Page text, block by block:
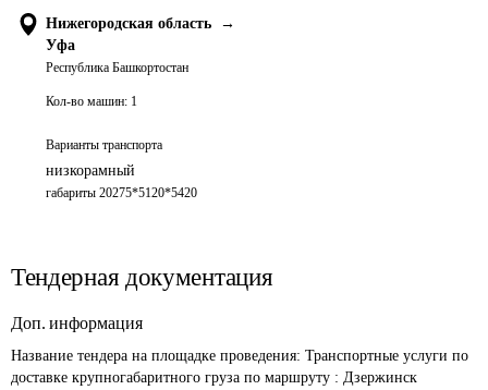
Нижегородская область
→
Уфа
Республика Башкортостан
Кол-во машин: 1
Варианты транспорта
низкорамный
габариты 20275*5120*5420
Тендерная документация
Доп. информация
Название тендера на площадке проведения: Транспортные услуги по
доставке крупногабаритного груза по маршруту : Дзержинск